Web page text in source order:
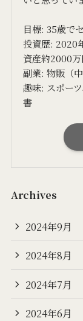
目標: 35歳で
投資歴: 2020
資産約2000万
副業: 物販（
趣味: スポー
書
Archives
2024年9月
2024年8月
2024年7月
2024年6月